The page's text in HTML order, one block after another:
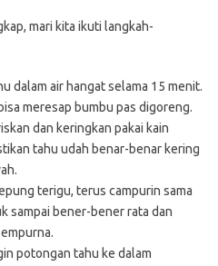
mari kita ikuti langkah-
dalam air hangat selama 15 menit.
meresap bumbu pas digoreng.
dan keringkan pakai kain
tahu udah benar-benar kering
terigu, terus campurin sama
sampai bener-bener rata dan
potongan tahu ke dalam